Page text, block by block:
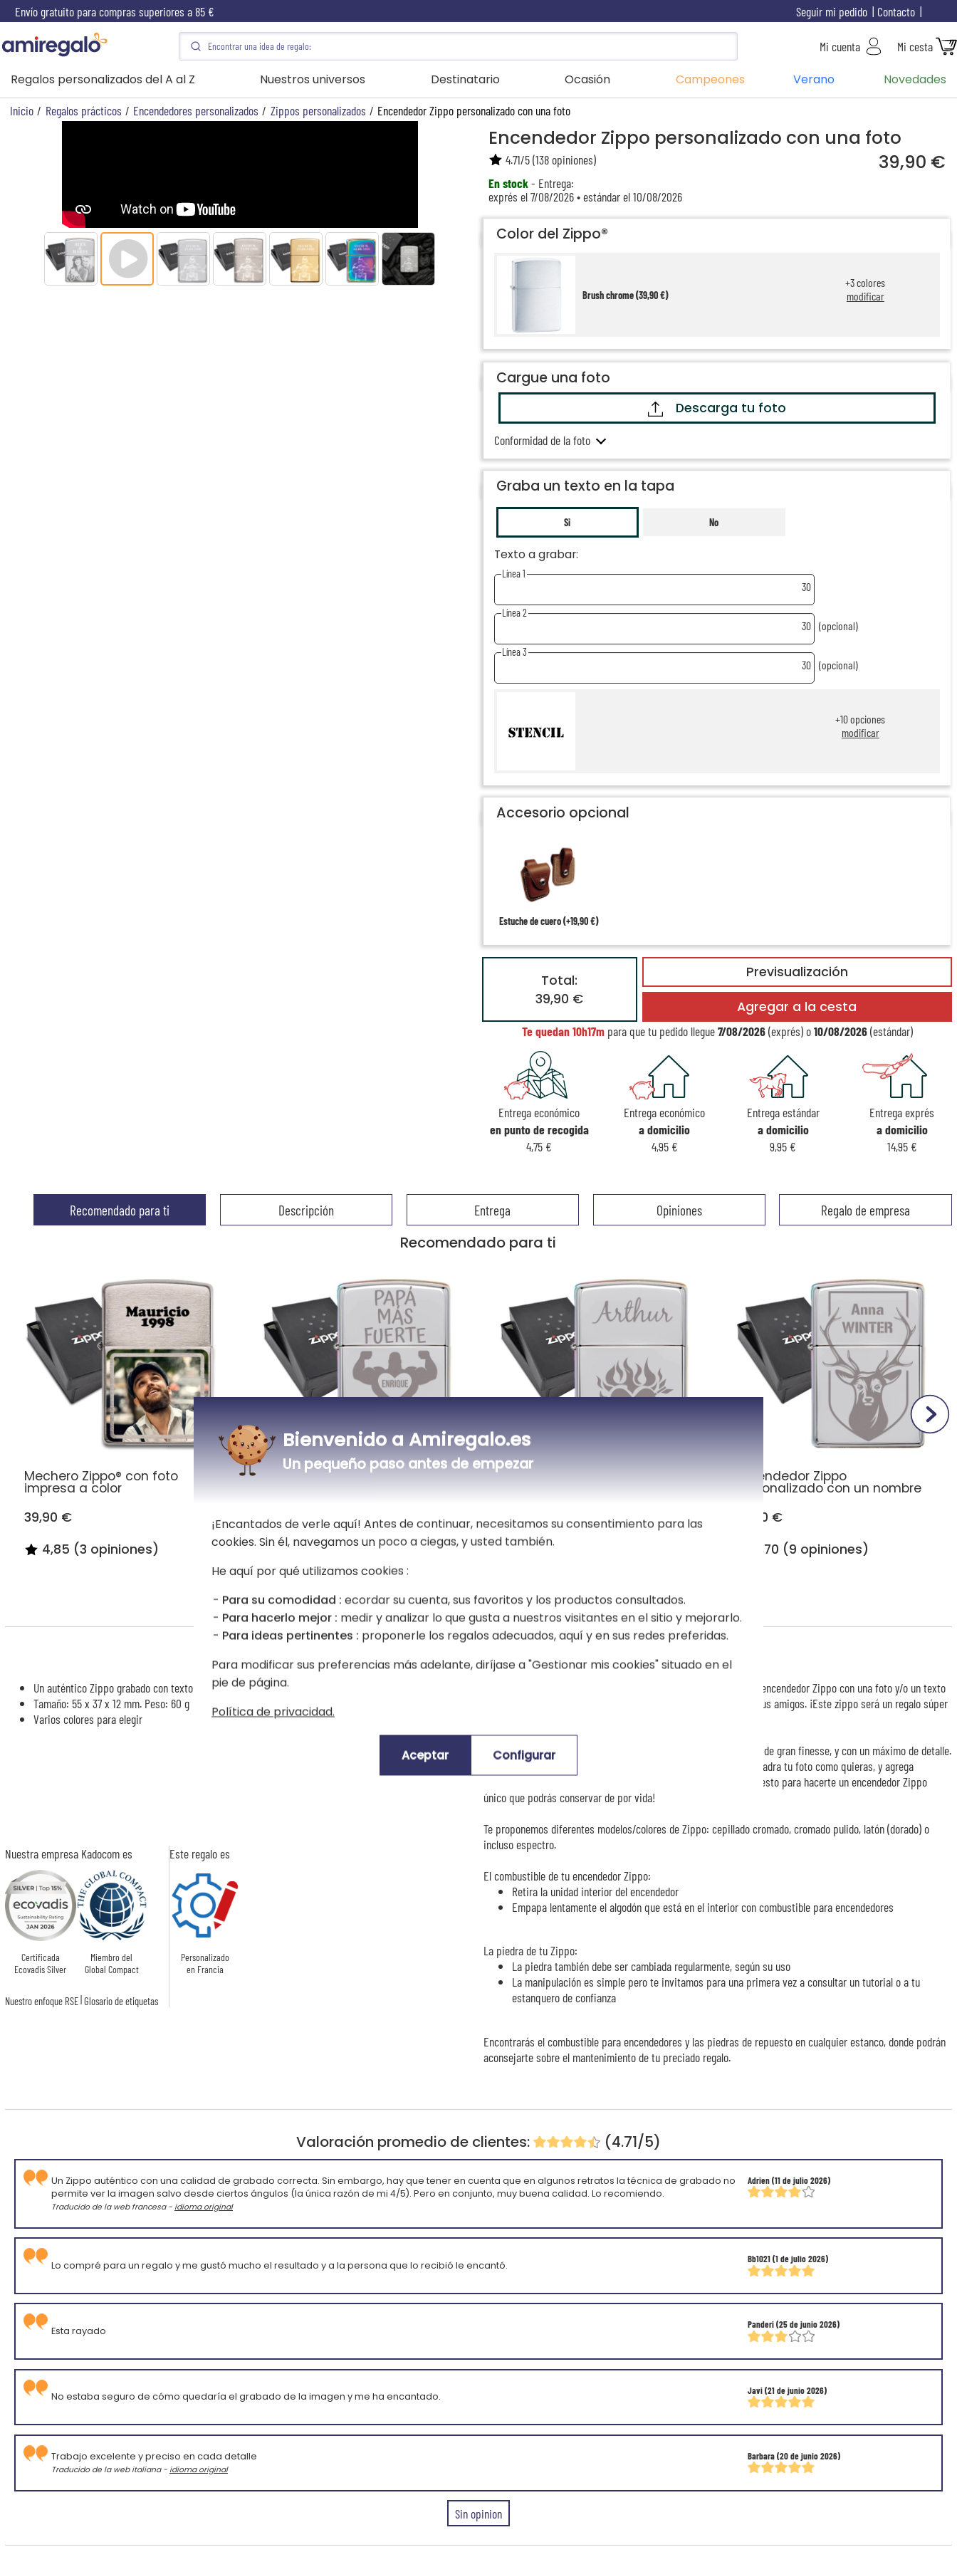
Envío gratuito para compras superiores a 85 € Contacto
Seguir mi pedido
Mi cuenta Mi cesta
Regalos personalizados del A al Z Nuestros universos Destinatario Ocasión Campeones Verano Novedades
Inicio / Regalos prácticos / Encendedores personalizados / Zippos personalizados / Encendedor Zippo personalizado con una foto
Encendedor Zippo personalizado con una foto
39,90 €
En stock- Entrega:
exprés el 7/08/2026 • estándar el 10/08/2026
4.71/5(138opiniones)
Color del Zippo®
Brush chrome (39,90 €)
+3colores
modificar
Cargue una foto
Descarga tu foto
Conformidad de la foto
Graba un texto en la tapa
Si No
Texto a grabar:
Línea 1
30
Línea 2
30 (opcional)
Línea 3
30 (opcional)
+10opciones
modificar
Accesorio opcional
Estuche de cuero (+19,90 €)
Previsualización
Total:
39,90 €
Agregar a la cesta
Te quedan10h17mpara que tu pedido llegue7/08/2026(exprés) o10/08/2026(estándar)
Entrega económico
en punto de recogida
4,75 €
Entrega económico
a domicilio
4,95 €
Entrega estándar
a domicilio
9,95 €
Entrega exprés
a domicilio
14,95 €
Recomendado para ti Descripción Entrega Opiniones Regalo de empresa
Recomendado para ti
Mechero Zippo® con foto
impresa a color
39,90 €
4,85 (3 opiniones)
Encendedor Zippo
39,90 €
39,90 €
5,00 (2 opiniones)
Encendedor Zippo
personalizado con un nombre
39,90 €
4,70 (9 opiniones)
Todos los encendedores Zippo grabados
Encendedor Zippo personalizado con un texto y /o una foto
Un auténtico Zippo grabado con texto y/o foto
Tamaño: 55 x 37 x 12 mm. Peso: 60 g
Varios colores para elegir
Nuestra empresa Kadocom es
Certificada
Ecovadis Silver
Miembro del
Global Compact
Nuestro enfoque RSE|Glosario de etiquetas
Este regalo es
Personalizado
en Francia
Si estás buscando un regalo de fotos para regalar, personaliza tu encendedor Zippo con una foto y/o un texto
a tu elección. Una manera original de diferenciar tu Zippo del de tus amigos. ¡Este zippo será un regalo súper
La personalización de tu Zippo se realiza a láser para un acabado de gran finesse, y con un máximo de detalle.
Envía tu foto a través de nuestro módulo de personalización, encuadra tu foto como quieras, y agrega
eventualmente un texto a grabar. ¡Nosotros nos encargamos del resto para hacerte un encendedor Zippo
único que podrás conservar de por vida!
Te proponemos diferentes modelos/colores de Zippo: cepillado cromado, cromado pulido, latón (dorado) o
incluso espectro.
El combustible de tu encendedor Zippo:
Retira la unidad interior del encendedor
Empapa lentamente el algodón que está en el interior con combustible para encendedores
La piedra de tu Zippo:
La piedra también debe ser cambiada regularmente, según su uso
La manipulación es simple pero te invitamos para una primera vez a consultar un tutorial o a tu
estanquero de confianza
Encontrarás el combustible para encendedores y las piedras de repuesto en cualquier estanco, donde podrán
aconsejarte sobre el mantenimiento de tu preciado regalo.
Valoración promedio de clientes: (4.71/5)
Adrien(11 de julio 2026)
Un Zippo auténtico con una calidad de grabado correcta. Sin embargo, hay que tener en cuenta que en algunos retratos la técnica de grabado no
permite ver la imagen salvo desde ciertos ángulos (la única razón de mi 4/5). Pero en conjunto, muy buena calidad. Lo recomiendo.
Traducido de la web francesa - idioma original
Bb1021(1 de julio 2026)
Lo compré para un regalo y me gustó mucho el resultado y a la persona que lo recibió le encantó.
Panderi(25 de junio 2026)
Esta rayado
Javi(21 de junio 2026)
No estaba seguro de cómo quedaría el grabado de la imagen y me ha encantado.
Barbara(20 de junio 2026)
Trabajo excelente y preciso en cada detalle
Traducido de la web italiana - idioma original
Sin opinion
Bienvenido a Amiregalo.es
Un pequeño paso antes de empezar
¡Encantados de verle aquí! Antes de continuar, necesitamos su consentimiento para las
cookies. Sin él, navegamos un poco a ciegas, y usted también.
He aquí por qué utilizamos cookies :
Para su comodidad : ecordar su cuenta, sus favoritos y los productos consultados.
Para hacerlo mejor : medir y analizar lo que gusta a nuestros visitantes en el sitio y mejorarlo.
Para ideas pertinentes : proponerle los regalos adecuados, aquí y en sus redes preferidas.
Para modificar sus preferencias más adelante, diríjase a "Gestionar mis cookies" situado en el
pie de página.
Política de privacidad.
Aceptar Configurar